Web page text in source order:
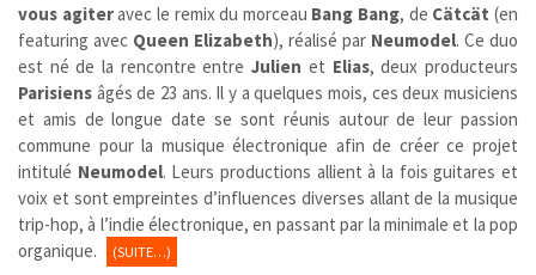
vous agiteravec le remix du morceau Bang Bang, de Cätcät (en
featuring avec Queen Elizabeth), réalisé par Neumodel. Ce duo
est né de la rencontre entreJulien et Elias, deux producteurs
Parisiens âgés de 23 ans. Il y a quelques mois, ces deux musiciens
et amis de longue date se sont réunis autour de leur passion
commune pour la musique électronique afin de créer ce projet
intitulé Neumodel. Leurs productions allient à la fois guitares et
voix et sont empreintes d’influences diverses allant de la musique
trip-hop, à l’indie électronique, en passant par la minimale et la pop
organique.
(SUITE…)